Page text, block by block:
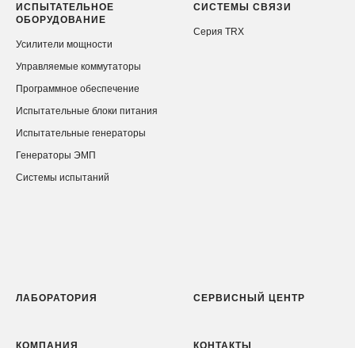
ИСПЫТАТЕЛЬНОЕ
ОБОРУДОВАНИЕ
Усилители мощности
Управляемые коммутаторы
Программное обеспечение
Испытательные блоки питания
Испытательные генераторы
Генераторы ЭМП
Системы испытаний
СИСТЕМЫ СВЯЗИ
Серия TRX
ЛАБОРАТОРИЯ СЕРВИСНЫЙ ЦЕНТР
КОМПАНИЯ КОНТАКТЫ